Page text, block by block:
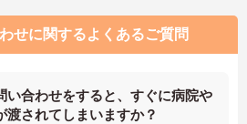
せに関するよくあるご質問
い合わせをすると、すぐに病院や
渡されてしまいますか？